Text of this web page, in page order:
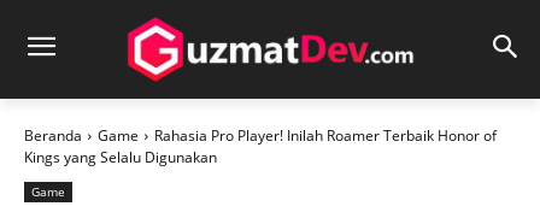
Beranda Game
Rahasia Pro Player! Inilah Roamer Terbaik Honor of
Kings yang Selalu Digunakan
Game